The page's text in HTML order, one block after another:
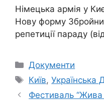
Німецька армія у
Нову форму
репетиції параду
Категорії
Документи
Позначки
Київ,Українська
Фестиваль “Жива